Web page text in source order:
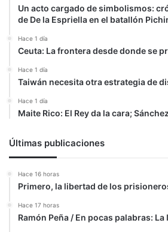
Un acto cargado de simbolismos:
de De la Espriella en el batallón
Hace 1 día
Ceuta: La frontera desde donde se
Hace 1 día
Taiwán necesita otra estrategia de
Hace 1 día
Maite Rico: El Rey da la cara;
Últimas publicaciones
Hace 16 horas
Primero, la libertad de los
Hace 17 horas
Ramón Peña / En pocas palabras: